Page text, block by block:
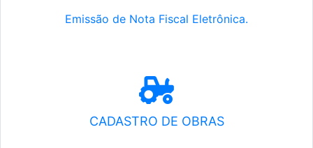
Emissão de Nota Fiscal Eletrônica.
CADASTRO DE OBRAS